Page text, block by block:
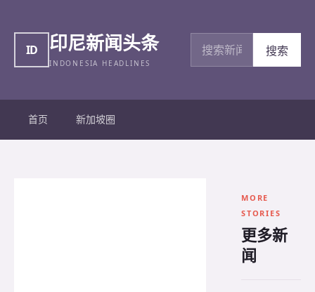
ID 印尼新闻头条
INDONESIA HEADLINES
搜索新闻
搜索
首页 新加坡圈
MORE
STORIES
更多新
闻